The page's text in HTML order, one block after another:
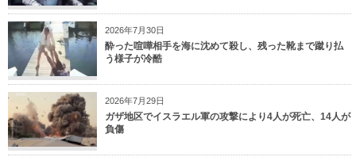
2026年7月30日
酔った喧嘩相手を海に沈めて殺し、残った靴まで蹴り払
う様子が冷酷
2026年7月29日
ガザ地区でイスラエル軍の攻撃により4人が死亡、14人が
負傷